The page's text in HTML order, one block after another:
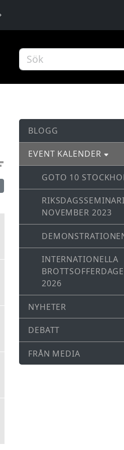
BLOGG
EVENT KALENDER
GOTO 10
NOVEMBER 2023
INTERNATIONELLA
2026
NYHETER
DEBATT
FRÅN MEDIA